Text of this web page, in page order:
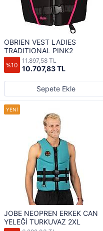
OBRIEN VEST LADIES
TRADITIONAL PINK2
%10 10.707,83 TL
11.897,58 TL
Sepete Ekle
JOBE NEOPREN ERKEK CAN
YELEĞİ TURKUVAZ 2XL